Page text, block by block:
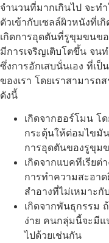
จำนวนที่มากเกินไป จะท
ตัวเข้ากับเซลล์ผิวหนังที่เ
เกิดการอุดตันที่รูขุมขนข
มีการเจริญเติบโตขึ้น จน
ซึ่งการอักเสบนั่นเอง ที่เป็
ของเรา โดยเราสามารถ
ดังนี้
เกิดจากฮอร์โมน โ
กระตุ้นให้ต่อมไขมั
การอุดตันของรูขุม
เกิดจากแบคทีเรียต่
การทำความสะอา
สำอางที่ไม่เหมาะกั
เกิดจากพันธุกรรม
ง่าย คนกลุ่มนี้จะมีแ
ไปด้วยเช่นกัน